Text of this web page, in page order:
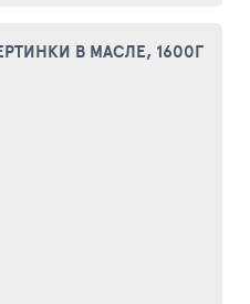
В МАСЛЕ, 1600Г